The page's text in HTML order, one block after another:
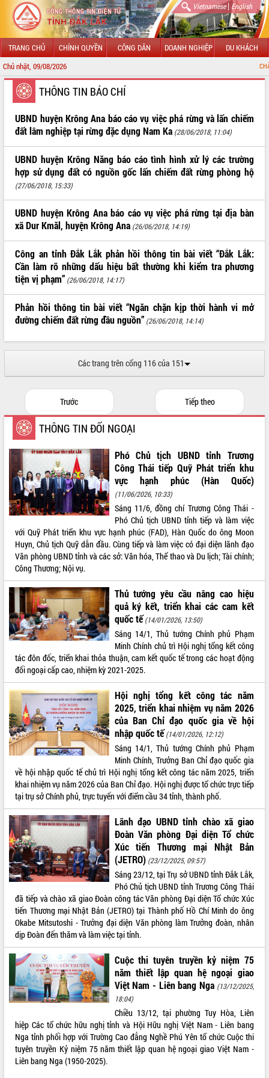
Vietnamese| English
TRANG CHỦ CHÍNH QUYỀN CÔNG DÂN DOANH NGHIỆP DU KHÁCH
Chủ nhật, 09/08/2026 CHÀO
GIỚI THIỆU
LÃNH ĐẠO UBND TỈNH
TIN TỨC SỰ KIỆN
SỞ, BAN, NGÀNH
UBND CÁC XÃ, PHƯỜNG
THÔNG TIN CHỈ ĐẠO ĐIỀU HÀNH
VĂN BẢN HĐND TỈNH
ĐIỂM TIN VĂN BẢN
QUY HOẠCH - KẾ HOẠCH
VIDEO
Trailer Lễ hội Sầu riêng Đắk Lắk năm
2026
Khám bệnh, cấp phát thuốc miễn phí
và tặng quà người dân xã Cư Pui
Hội nghị UBND tỉnh Đắk Lắk thường kỳ
tháng 7/2026
Lễ truy tặng danh hiệu “Bà Mẹ Việt
Nam Anh hùng” và trao Huân chương
Lao động
UBND tỉnh Đắk Lắk triển khai nhiệm
vụ 6 tháng cuối năm 2026
Kỳ họp thứ Hai, Hội đồng nhân dân
tỉnh khóa XI quyết nghị nhiều nội dung
quan trọng
Bí thư Tỉnh ủy Lương Nguyễn Minh
Triết thăm, tặng quà người có công với
cách mạng
Rà soát, hoàn thiện hệ thống thiết chế
văn hóa, thể thao đáp ứng yêu cầu
phát triển mới
Thường trực HĐND tỉnh Đắk Lắk gặp
mặt Đoàn chuyên gia y tế TP. Hồ Chí
Minh
Lễ truy điệu và an táng hài cốt liệt sĩ
tại Nghĩa trang Liệt sĩ xã Sơn Hòa
Bàn giải pháp tháo gỡ khó khăn trong
xuất khẩu sầu riêng và triển khai quy
định EUDR
Thứ trưởng Bộ Nông nghiệp và Môi
trường Nguyễn Hoàng Hiệp khảo sát
vùng trồng và doanh nghiệp đóng gói
ALBUM ẢNH
Hôm nay: 14940
Tất cả: 66100608
THÔNG TIN BÁO CHÍ
UBND huyện Krông Ana báo cáo vụ việc phá rừng và lấn chiếm
đất lâm nghiệp tại rừng đặc dụng Nam Ka (28/06/2018, 11:04)
UBND huyện Krông Năng báo cáo tình hình xử lý các trường
hợp sử dụng đất có nguồn gốc lấn chiếm đất rừng phòng hộ
(27/06/2018, 15:33)
UBND huyện Krông Ana báo cáo vụ việc phá rừng tại địa bàn
xã Dur Kmăl, huyện Krông Ana (26/06/2018, 14:19)
Công an tỉnh Đắk Lắk phản hồi thông tin bài viết “Đắk Lắk:
Cần làm rõ những dấu hiệu bất thường khi kiểm tra phương
tiện vị phạm” (26/06/2018, 14:17)
Phản hồi thông tin bài viết “Ngăn chặn kịp thời hành vi mở
đường chiếm đất rừng đầu nguồn” (26/06/2018, 14:14)
Các trang trên cổng 116 của 151
Trước Tiếp theo
THÔNG TIN ĐỐI NGOẠI
Phó Chủ tịch UBND tỉnh Trương
Công Thái tiếp Quỹ Phát triển khu
vực hạnh phúc (Hàn Quốc)
(11/06/2026, 10:33)
Sáng 11/6, đồng chí Trương Công Thái -
Phó Chủ tịch UBND tỉnh tiếp và làm việc
với Quỹ Phát triển khu vực hạnh phúc (FAD), Hàn Quốc do ông Moon
Huyn, Chủ tịch Quỹ dẫn đầu. Cùng tiếp và làm việc có đại diện lãnh đạo
Văn phòng UBND tỉnh và các sở: Văn hóa, Thể thao và Du lịch; Tài chính;
Công Thương; Nội vụ.
Thủ tướng yêu cầu nâng cao hiệu
quả ký kết, triển khai các cam kết
quốc tế (14/01/2026, 13:50)
Sáng 14/1, Thủ tướng Chính phủ Phạm
Minh Chính chủ trì Hội nghị tổng kết công
tác đôn đốc, triển khai thỏa thuận, cam kết quốc tế trong các hoạt động
đối ngoại cấp cao, nhiệm kỳ 2021-2025.
Hội nghị tổng kết công tác năm
2025, triển khai nhiệm vụ năm 2026
của Ban Chỉ đạo quốc gia về hội
nhập quốc tế (14/01/2026, 12:12)
Sáng 14/1, Thủ tướng Chính phủ Phạm
Minh Chính, Trưởng Ban Chỉ đạo quốc gia
về hội nhập quốc tế chủ trì Hội nghị tổng kết công tác năm 2025, triển
khai nhiệm vụ năm 2026 của Ban Chỉ đạo. Hội nghị được tổ chức trực tiếp
tại trụ sở Chính phủ, trực tuyến với điểm cầu 34 tỉnh, thành phố.
Lãnh đạo UBND tỉnh chào xã giao
Đoàn Văn phòng Đại diện Tổ chức
Xúc tiến Thương mại Nhật Bản
(JETRO) (23/12/2025, 09:57)
Sáng 23/12, tại Trụ sở UBND tỉnh Đắk Lắk,
Phó Chủ tịch UBND tỉnh Trương Công Thái
đã tiếp và chào xã giao Đoàn công tác Văn phòng Đại diện Tổ chức Xúc
tiến Thương mại Nhật Bản (JETRO) tại Thành phố Hồ Chí Minh do ông
Okabe Mitsutoshi - Trưởng đại diện Văn phòng làm Trưởng đoàn, nhân
dịp Đoàn đến thăm và làm việc tại tỉnh.
Cuộc thi tuyên truyền kỷ niệm 75
năm thiết lập quan hệ ngoại giao
Việt Nam - Liên bang Nga (13/12/2025,
18:04)
Chiều 13/12, tại phường Tuy Hòa, Liên
hiệp Các tổ chức hữu nghị tỉnh và Hội Hữu nghị Việt Nam - Liên bang
Nga tỉnh phối hợp với Trường Cao đẳng Nghề Phú Yên tổ chức Cuộc thi
tuyên truyền Kỷ niệm 75 năm thiết lập quan hệ ngoại giao Việt Nam -
Liên bang Nga (1950-2025).